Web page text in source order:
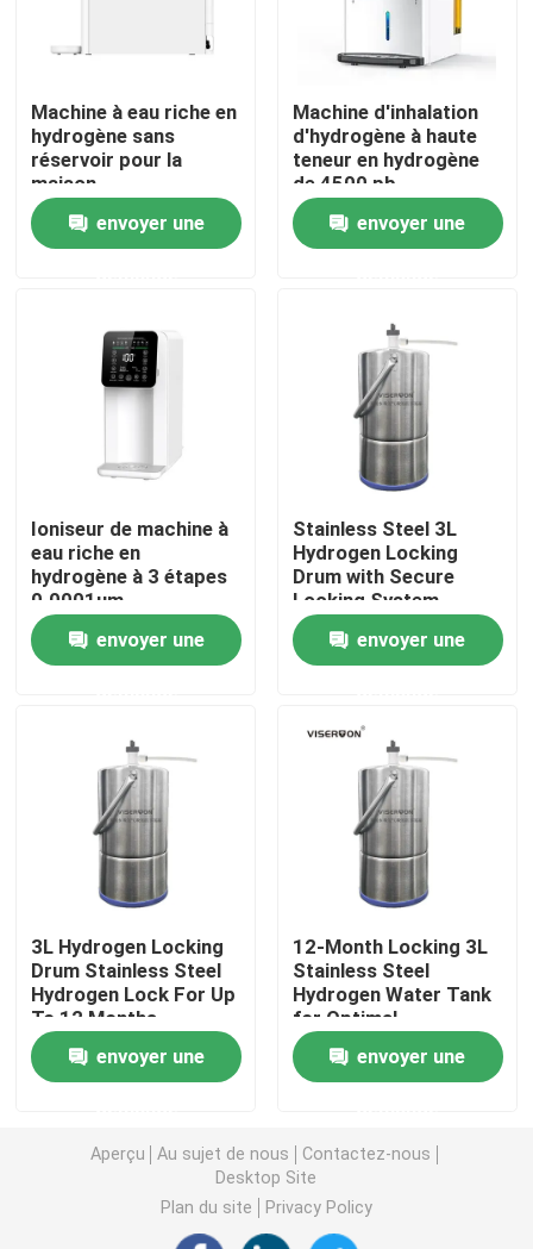
Produits
À propos de nous
Visite d'usine
Contrôle de qualité
Contactez-nous
Nouvelles
Cas
Demandez une citation
Machine à eau riche en hydrogène
Purificateur d'eau domestique
Purificateur d'eau sous évier
Filtre à eau OI
Bouteille d'hydrogène
Réactif d'essai à l'hydrogène
Machine à eau riche en
hydrogène sans
réservoir pour la
maison
envoyer une
Machine d'inhalation
d'hydrogène à haute
teneur en hydrogène
de 4500 pb
envoyer une
Ioniseur de machine à
eau riche en
hydrogène à 3 étapes
0.0001um
envoyer une
Stainless Steel 3L
Hydrogen Locking
Drum with Secure
Locking System
envoyer une
3L Hydrogen Locking
Drum Stainless Steel
Hydrogen Lock For Up
To 12 Months
envoyer une
12-Month Locking 3L
Stainless Steel
Hydrogen Water Tank
for Optimal
Preservation
envoyer une
Aperçu Au sujet de nous
Contactez-nous
Desktop Site
Plan du site
Privacy Policy